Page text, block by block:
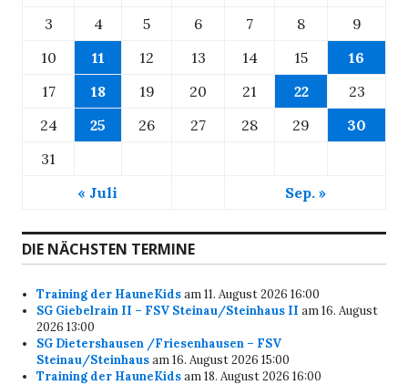
3
4 5 6 7 8
9
10
11 12 13 14 15
16
17
18 19 20 21 22
23
24
25 26 27 28 29
30
31
« Juli
Sep. »
DIE NÄCHSTEN TERMINE
Training der HauneKidsam 11. August 2026 16:00
SG Giebelrain II – FSV Steinau/Steinhaus II am 16. August
2026 13:00
SG Dietershausen /Friesenhausen – FSV
Steinau/Steinhausam 16. August 2026 15:00
Training der HauneKidsam 18. August 2026 16:00